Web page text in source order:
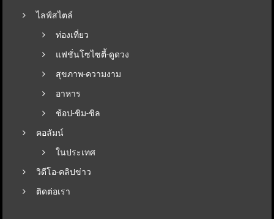
ไลฟ์สไตล์
ท่องเที่ยว
แฟชั่นโซไซตี้-ดูดวง
สุขภาพ-ความงาม
อาหาร
ช้อป-ชิม-ชิล
คอลัมน์
ในประเทศ
วิดีโอ-คลิปข่าว
ติดต่อเรา